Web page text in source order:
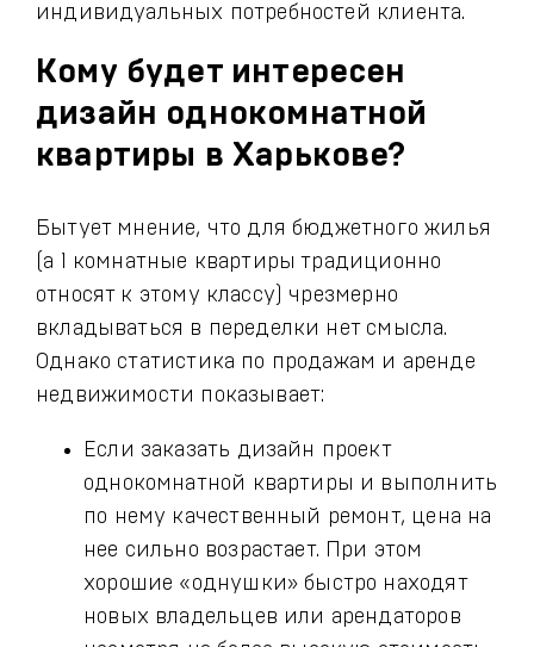
индивидуальных потребностей клиента.
Кому будет интересен
дизайн однокомнатной
квартиры в Харькове?
Бытует мнение, что для бюджетного жилья
(а 1 комнатные квартиры традиционно
относят к этому классу) чрезмерно
вкладываться в переделки нет смысла.
Однако статистика по продажам и аренде
недвижимости показывает:
Если заказать дизайн проект
однокомнатной квартиры и выполнить
по нему качественный ремонт, цена на
нее сильно возрастает. При этом
хорошие «однушки» быстро находят
новых владельцев или арендаторов